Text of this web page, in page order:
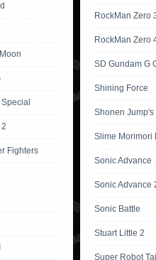
Fighters
RockMan Zero
RockMan Zero
SD Gundam G
Shining Force
Shonen Jump's
Slime Morimori
Sonic Advance
Sonic Advance
Sonic Battle
Stuart Little 2
Super Robot